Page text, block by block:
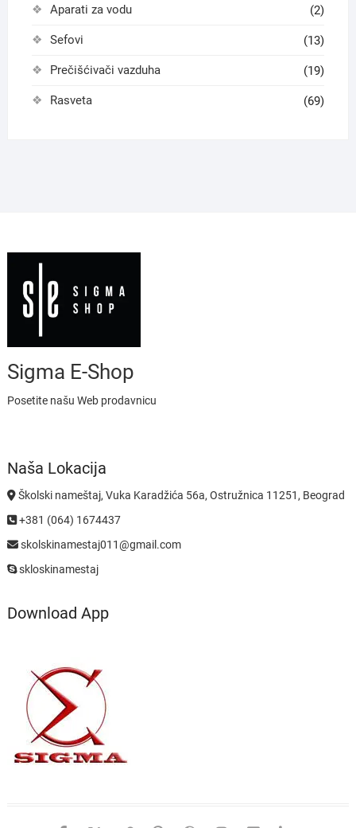
Aparati za vodu (2)
Sefovi (13)
Prečišćivači vazduha (19)
Rasveta (69)
Sigma E-Shop
Posetite našu Web prodavnicu
Naša Lokacija
Školski nameštaj, Vuka Karadžića 56a, Ostružnica 11251, Beograd
+381 (064) 1674437
skolskinamestaj011@gmail.com
skloskinamestaj
Download App